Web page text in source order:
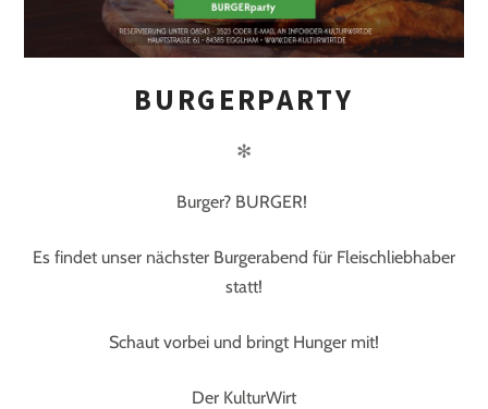
BURGERPARTY
✻
Burger? BURGER!
Es findet unser nächster Burgerabend für Fleischliebhaber
statt!
Schaut vorbei und bringt Hunger mit!
Der KulturWirt